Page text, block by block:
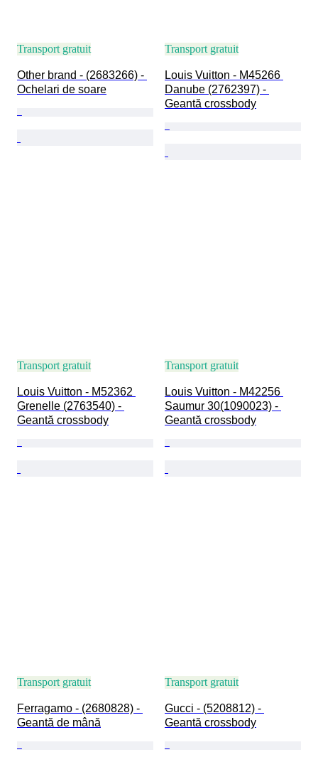
Transport gratuit
Other brand - (2683266) -
Ochelari de soare
Transport gratuit
Louis Vuitton - M45266
Danube (2762397) -
Geantă crossbody
Transport gratuit
Louis Vuitton - M52362
Grenelle (2763540) -
Geantă crossbody
Transport gratuit
Louis Vuitton - M42256
Saumur 30(1090023) -
Geantă crossbody
Transport gratuit
Ferragamo - (2680828) -
Geantă de mână
Transport gratuit
Gucci - (5208812) -
Geantă crossbody